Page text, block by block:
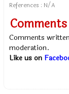
References : N/A
Comments
Comments
moderation.
Like us on